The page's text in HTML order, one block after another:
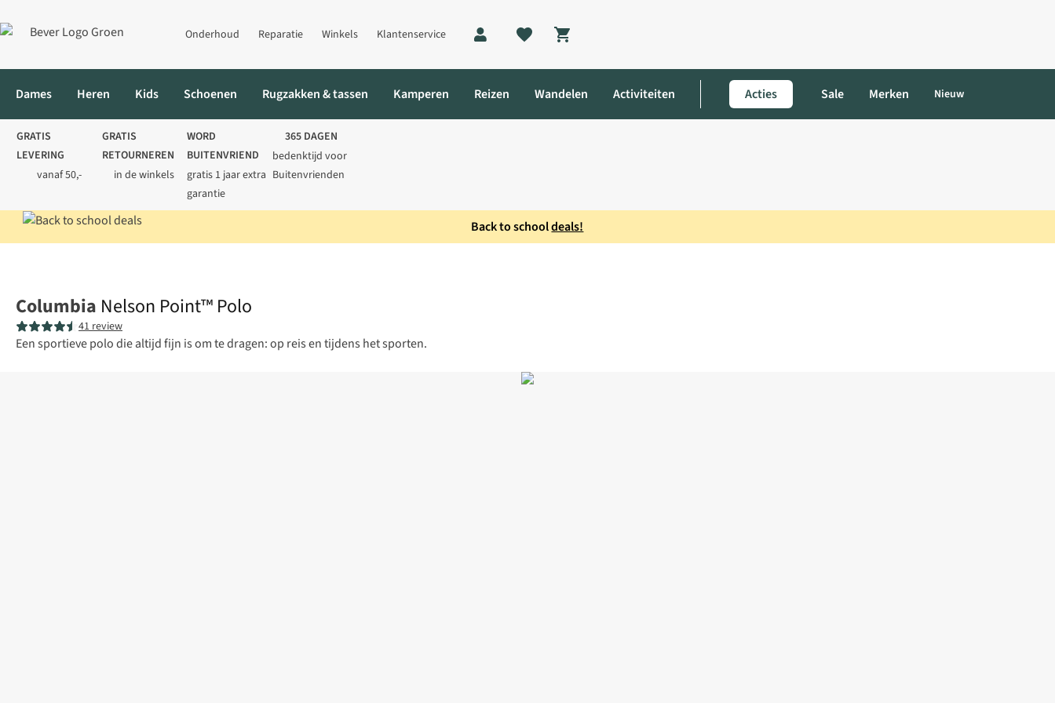
Onderhoud Reparatie Winkels Klantenservice
Shopping cart
Dames Heren Kids Schoenen Rugzakken & tassen Kamperen Reizen Wandelen Activiteiten Acties Sale Merken Nieuw
GRATIS
LEVERING
vanaf 50,-
GRATIS
RETOURNEREN
in de winkels
WORD
BUITENVRIEND
gratis 1 jaar extra
garantie
365 DAGEN
bedenktijd voor
Buitenvrienden
Back to schooldeals!
Columbia Nelson Point™ Polo
41 review
Een sportieve polo die altijd fijn is om te dragen: op reis en tijdens het sporten.